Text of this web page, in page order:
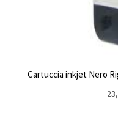
Cartuccia inkjet Nero